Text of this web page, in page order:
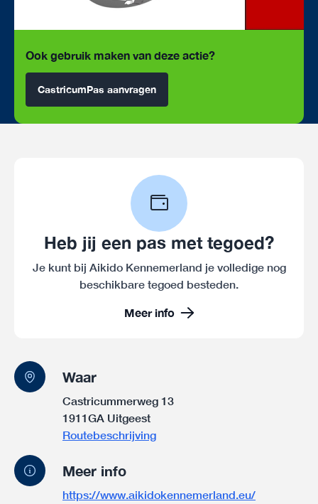
Ook gebruik maken van deze actie?
CastricumPas aanvragen
Heb jij een pas met tegoed?
Je kunt bij Aikido Kennemerland je volledige nog
beschikbare tegoed besteden.
Meer info
Waar
Castricummerweg 13
1911GA Uitgeest
Routebeschrijving
Meer info
https://www.aikidokennemerland.eu/